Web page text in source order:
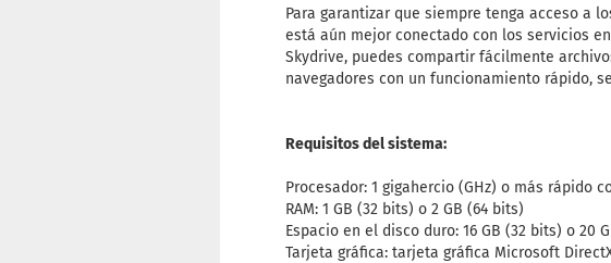
Para garantizar que siempre tenga acceso a
está aún mejor conectado con los servicios
Skydrive, puedes compartir fácilmente
navegadores con un funcionamiento rápido,
Requisitos del sistema:
Procesador: 1 gigahercio (GHz) o más rápido
RAM: 1 GB (32 bits) o 2 GB (64 bits)
Espacio en el disco duro: 16 GB (32 bits) o 20
Tarjeta gráfica: tarjeta gráfica Microsoft